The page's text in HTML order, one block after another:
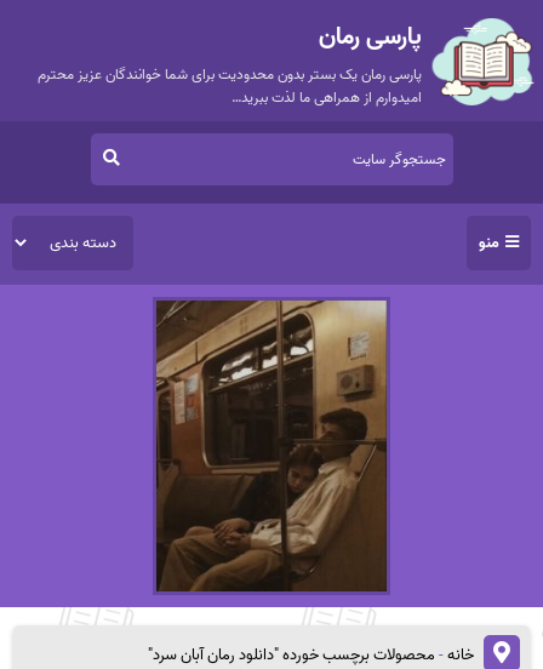
پارسی رمان
پارسی رمان یک بستر بدون محدودیت برای شما خوانندگان عزیز محترم
امیدوارم از همراهی ما لذت ببرید…
منو
خانه-محصولات برچسب خورده "دانلود رمان آبان سرد"